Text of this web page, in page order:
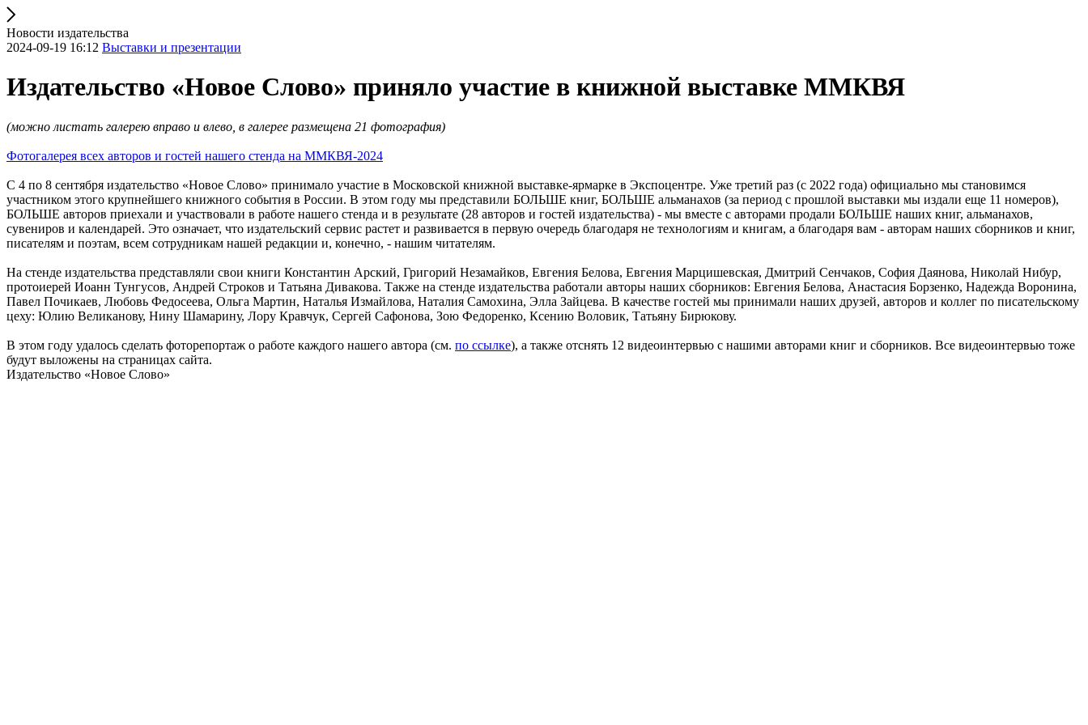
Новости издательства
2024-09-19 16:12 Выставки и презентации
Издательство «Новое Слово» приняло участие в книжной выставке ММКВЯ
(можно листать галерею вправо и влево, в галерее размещена 21 фотография)
Фотогалерея всех авторов и гостей нашего стенда на ММКВЯ-2024
С 4 по 8 сентября издательство «Новое Слово» принимало участие в Московской книжной выставке-ярмарке в Экспоцентре. Уже третий раз (с 2022 года) официально мы становимся
участником этого крупнейшего книжного события в России. В этом году мы представили БОЛЬШЕ книг, БОЛЬШЕ альманахов (за период с прошлой выставки мы издали еще 11 номеров),
БОЛЬШЕ авторов приехали и участвовали в работе нашего стенда и в результате (28 авторов и гостей издательства) - мы вместе с авторами продали БОЛЬШЕ наших книг, альманахов,
сувениров и календарей. Это означает, что издательский сервис растет и развивается в первую очередь благодаря не технологиям и книгам, а благодаря вам - авторам наших сборников и книг,
писателям и поэтам, всем сотрудникам нашей редакции и, конечно, - нашим читателям.
На стенде издательства представляли свои книги Константин Арский, Григорий Незамайков, Евгения Белова, Евгения Марцишевская, Дмитрий Сенчаков, София Даянова, Николай Нибур,
протоиерей Иоанн Тунгусов, Андрей Строков и Татьяна Дивакова. Также на стенде издательства работали авторы наших сборников: Евгения Белова, Анастасия Борзенко, Надежда Воронина,
Павел Почикаев, Любовь Федосеева, Ольга Мартин, Наталья Измайлова, Наталия Самохина, Элла Зайцева. В качестве гостей мы принимали наших друзей, авторов и коллег по писательскому
цеху: Юлию Великанову, Нину Шамарину, Лору Кравчук, Сергей Сафонова, Зою Федоренко, Ксению Воловик, Татьяну Бирюкову.
В этом году удалось сделать фоторепортаж о работе каждого нашего автора (см. по ссылке), а также отснять 12 видеоинтервью с нашими авторами книг и сборников. Все видеоинтервью тоже
будут выложены на страницах сайта.
Издательство «Новое Слово»